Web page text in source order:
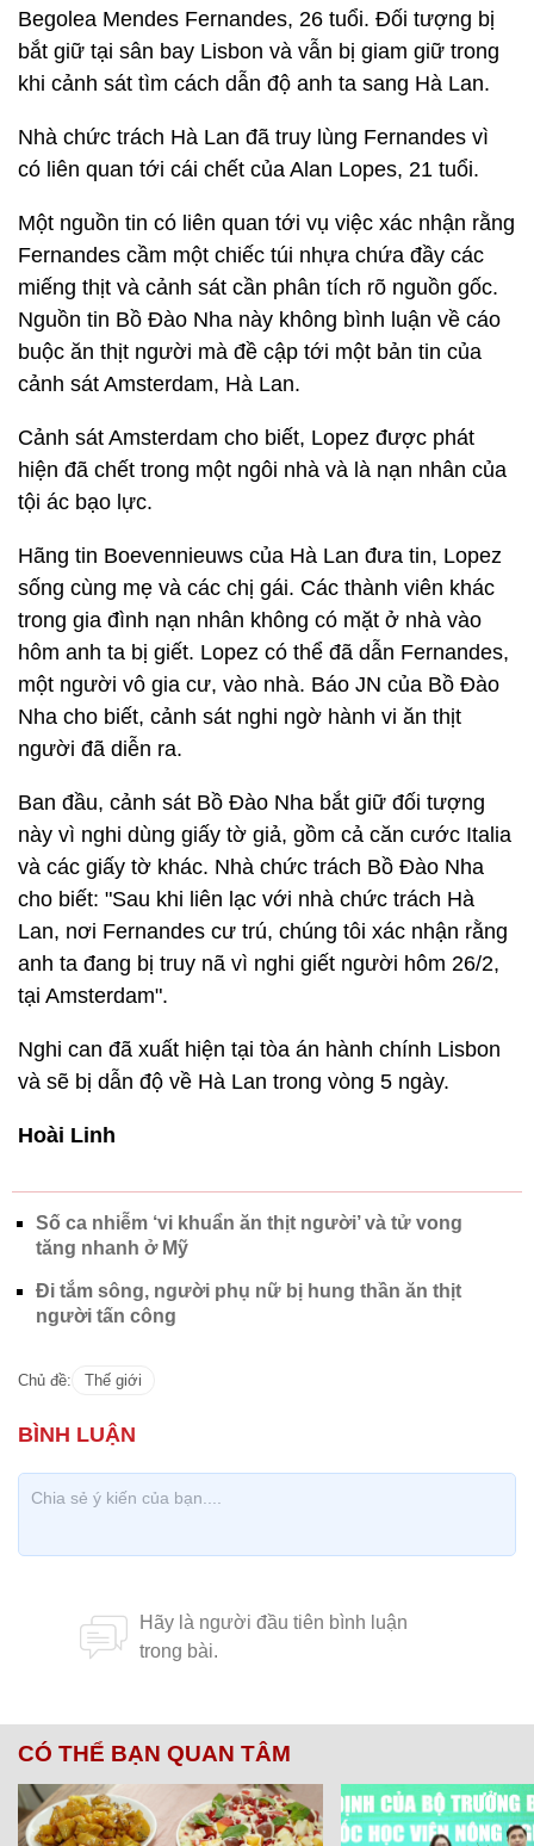
Begolea Mendes Fernandes, 26 tuổi. Đối tượng bị
bắt giữ tại sân bay Lisbon và vẫn bị giam giữ trong
khi cảnh sát tìm cách dẫn độ anh ta sang Hà Lan.
Nhà chức trách Hà Lan đã truy lùng Fernandes vì
có liên quan tới cái chết của Alan Lopes, 21 tuổi.
Một nguồn tin có liên quan tới vụ việc xác nhận rằng
Fernandes cầm một chiếc túi nhựa chứa đầy các
miếng thịt và cảnh sát cần phân tích rõ nguồn gốc.
Nguồn tin Bồ Đào Nha này không bình luận về cáo
buộc ăn thịt người mà đề cập tới một bản tin của
cảnh sát Amsterdam, Hà Lan.
Cảnh sát Amsterdam cho biết, Lopez được phát
hiện đã chết trong một ngôi nhà và là nạn nhân của
tội ác bạo lực.
Hãng tin Boevennieuws của Hà Lan đưa tin, Lopez
sống cùng mẹ và các chị gái. Các thành viên khác
trong gia đình nạn nhân không có mặt ở nhà vào
hôm anh ta bị giết. Lopez có thể đã dẫn Fernandes,
một người vô gia cư, vào nhà. Báo JN của Bồ Đào
Nha cho biết, cảnh sát nghi ngờ hành vi ăn thịt
người đã diễn ra.
Ban đầu, cảnh sát Bồ Đào Nha bắt giữ đối tượng
này vì nghi dùng giấy tờ giả, gồm cả căn cước Italia
và các giấy tờ khác. Nhà chức trách Bồ Đào Nha
cho biết: "Sau khi liên lạc với nhà chức trách Hà
Lan, nơi Fernandes cư trú, chúng tôi xác nhận rằng
anh ta đang bị truy nã vì nghi giết người hôm 26/2,
tại Amsterdam".
Nghi can đã xuất hiện tại tòa án hành chính Lisbon
và sẽ bị dẫn độ về Hà Lan trong vòng 5 ngày.
Hoài Linh
Số ca nhiễm ‘vi khuẩn ăn thịt người’ và tử vong
tăng nhanh ở Mỹ
Đi tắm sông, người phụ nữ bị hung thần ăn thịt
người tấn công
Chủ đề: Thế giới
CÓ THỂ BẠN QUAN TÂM